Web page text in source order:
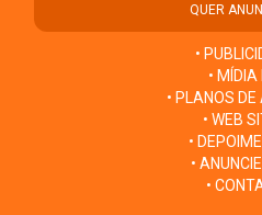
QUER
•
• MÍDIA
• PLANOS DE
• WEB
•
•
•